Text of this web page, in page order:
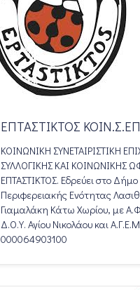
ΕΠΤΑΣΤΙΚΤΟΣ
ΚΟΙΝΩΝΙΚΗ ΣΥΝΕΤΑΙΡΙΣΤΙΚΗ
ΣΥΛΛΟΓΙΚΗΣ ΚΑΙ ΚΟΙΝΩΝΙΚΗΣ
ΕΠΤΑΣΤΙΚΤΟΣ. Εδρεύει στο
Περιφερειακής Ενότητας
Γιαμαλάκη Κάτω Χωρίου, με
Δ.Ο.Υ. Αγίου Νικολάου και
000064903100